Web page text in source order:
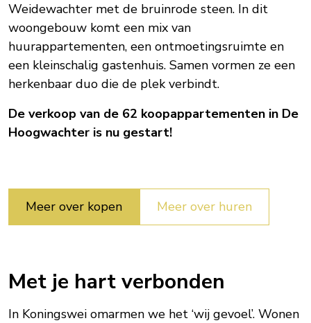
Weidewachter met de bruinrode steen. In dit
woongebouw komt een mix van
huurappartementen, een ontmoetingsruimte en
een kleinschalig gastenhuis. Samen vormen ze een
herkenbaar duo die de plek verbindt.
De verkoop van de 62 koopappartementen in De
Hoogwachter is nu gestart!
Meer over kopen Meer over huren
Met je hart verbonden
In Koningswei omarmen we het ‘wij gevoel’. Wonen